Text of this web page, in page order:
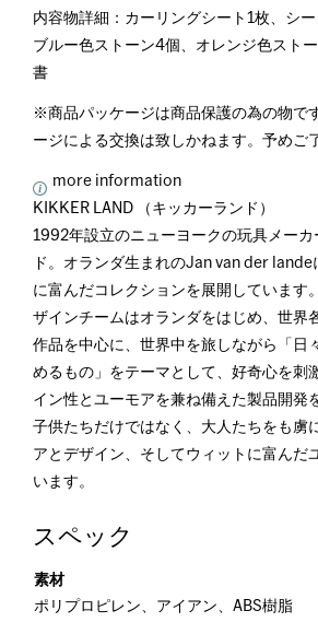
内容物詳細：カーリングシート1枚、シー
ブルー色ストーン4個、オレンジ色スト
書
※商品パッケージは商品保護の為の物で
ージによる交換は致しかねます。予めご
more information
KIKKER LAND （キッカーランド）
1992年設立のニューヨークの玩具メーカ
ド。オランダ生まれのJan van der lande
に富んだコレクションを展開しています
ザインチームはオランダをはじめ、世界
作品を中心に、世界中を旅しながら「日
めるもの」をテーマとして、好奇心を刺
イン性とユーモアを兼ね備えた製品開発
子供たちだけではなく、大人たちをも虜
アとデザイン、そしてウィットに富んだ
います。
スペック
素材
ポリプロピレン、アイアン、ABS樹脂